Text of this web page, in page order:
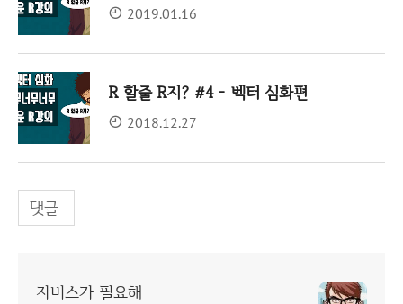
2019.01.16
R 할줄 R지? #4 - 벡터 심화편
2018.12.27
댓글
자비스가 필요해